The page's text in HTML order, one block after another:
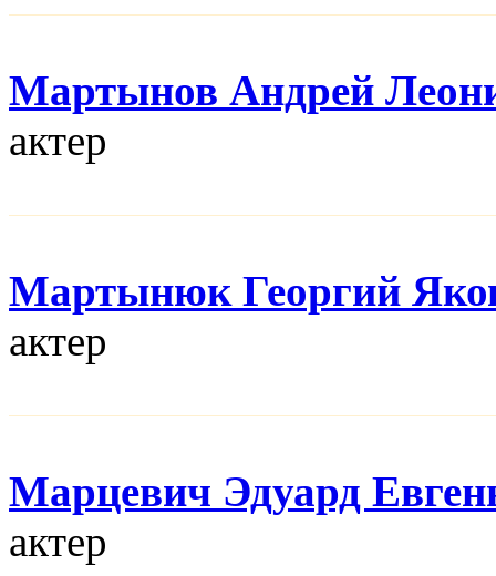
Мартынов Андрей
актер
Мартынюк Георгий
актер
Марцевич Эдуард
актер